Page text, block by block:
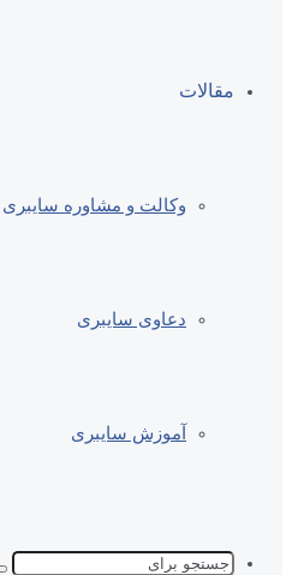
مقالات
وکالت و مشاوره سایبری
دعاوی سایبری
آموزش سایبری